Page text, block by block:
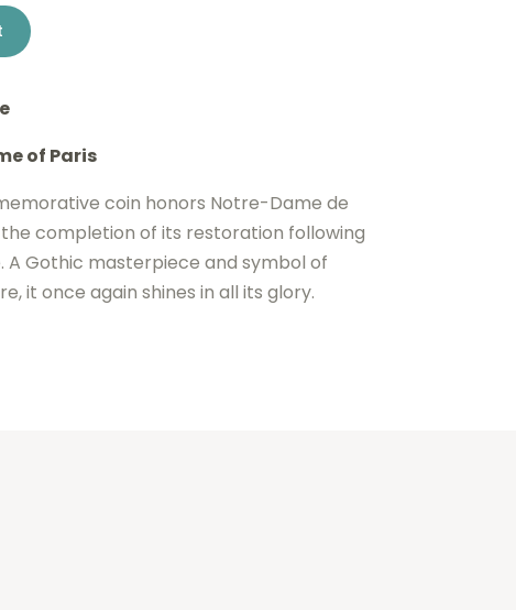
of Paris
coin honors Notre-Dame de
completion of its restoration following
A Gothic masterpiece and symbol of
it once again shines in all its glory.